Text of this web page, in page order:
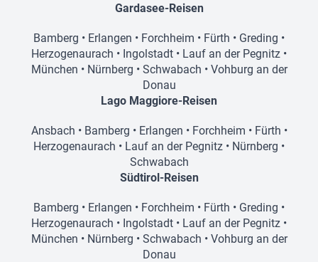
Gardasee-Reisen
Bamberg • Erlangen • Forchheim • Fürth • Greding •
Herzogenaurach • Ingolstadt • Lauf an der Pegnitz •
München • Nürnberg • Schwabach • Vohburg an der
Donau
Lago Maggiore-Reisen
Ansbach • Bamberg • Erlangen • Forchheim • Fürth •
Herzogenaurach • Lauf an der Pegnitz • Nürnberg •
Schwabach
Südtirol-Reisen
Bamberg • Erlangen • Forchheim • Fürth • Greding •
Herzogenaurach • Ingolstadt • Lauf an der Pegnitz •
München • Nürnberg • Schwabach • Vohburg an der
Donau